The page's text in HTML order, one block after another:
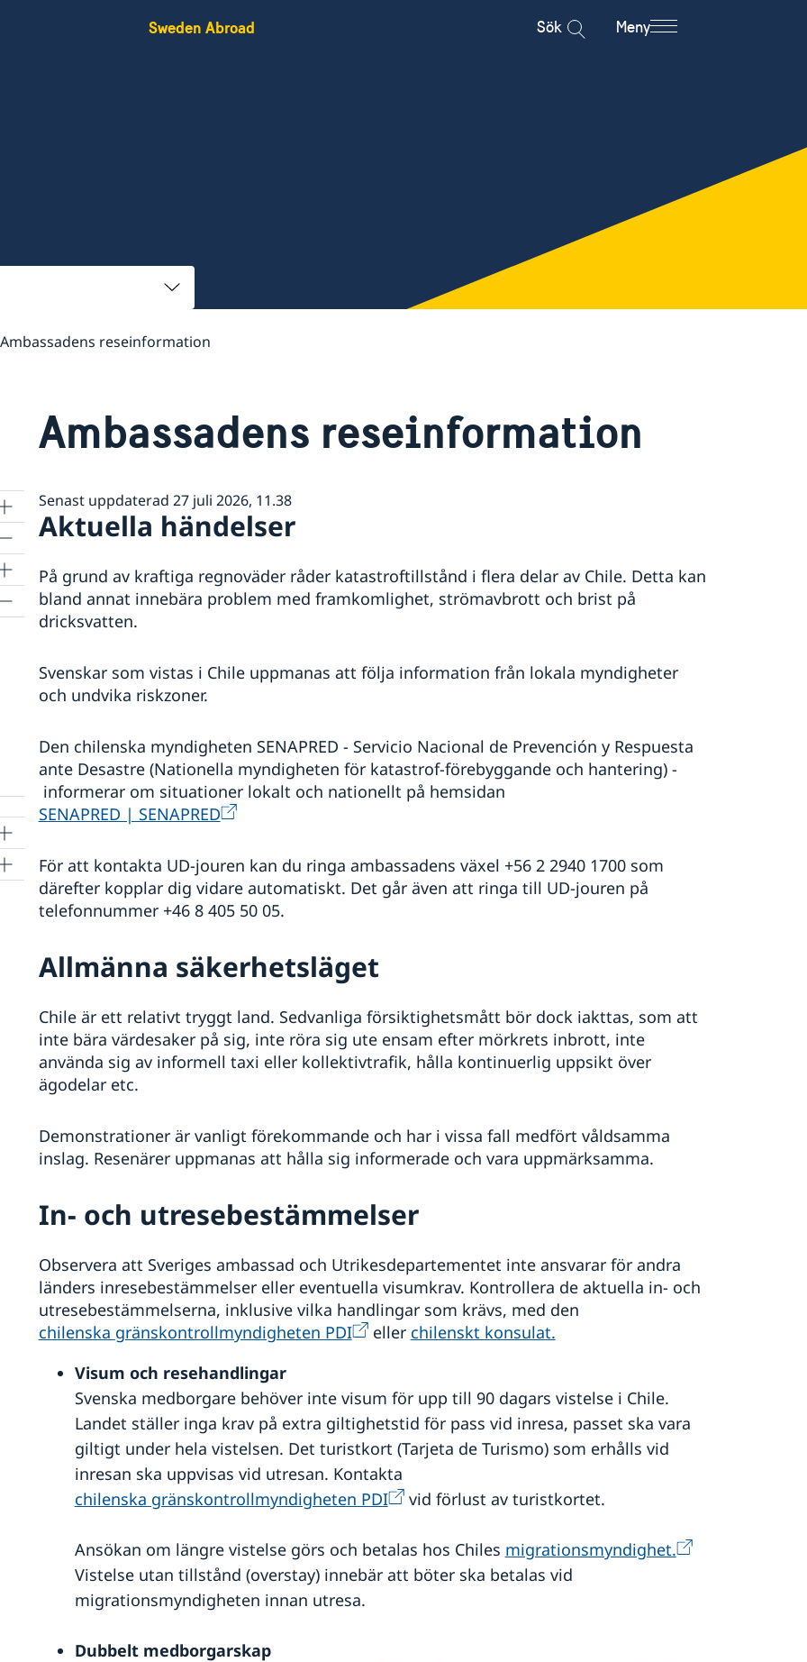
Sweden Abroad Sök Meny
Ambassadens reseinformation
Ambassadens reseinformation
Senast uppdaterad 27 juli 2026, 11.38
Aktuella händelser
På grund av kraftiga regnoväder råder katastroftillstånd i flera delar av Chile. Detta kan
bland annat innebära problem med framkomlighet, strömavbrott och brist på
dricksvatten.
Svenskar som vistas i Chile uppmanas att följa information från lokala myndigheter
och undvika riskzoner.
Den chilenska myndigheten SENAPRED - Servicio Nacional de Prevención y Respuesta
ante Desastre (Nationella myndigheten för katastrof-förebyggande och hantering) -
informerar om situationer lokalt och nationellt på hemsidan
SENAPRED | SENAPRED
För att kontakta UD-jouren kan du ringa ambassadens växel +56 2 2940 1700 som
därefter kopplar dig vidare automatiskt. Det går även att ringa till UD-jouren på
telefonnummer +46 8 405 50 05.
Allmänna säkerhetsläget
Chile är ett relativt tryggt land. Sedvanliga försiktighetsmått bör dock iakttas, som att
inte bära värdesaker på sig, inte röra sig ute ensam efter mörkrets inbrott, inte
använda sig av informell taxi eller kollektivtrafik, hålla kontinuerlig uppsikt över
ägodelar etc.
Demonstrationer är vanligt förekommande och har i vissa fall medfört våldsamma
inslag. Resenärer uppmanas att hålla sig informerade och vara uppmärksamma.
In- och utresebestämmelser
Observera att Sveriges ambassad och Utrikesdepartementet inte ansvarar för andra
länders inresebestämmelser eller eventuella visumkrav. Kontrollera de aktuella in- och
utresebestämmelserna, inklusive vilka handlingar som krävs, med den
chilenska gränskontrollmyndigheten PDI
eller chilenskt konsulat.
Visum och resehandlingar
Svenska medborgare behöver inte visum för upp till 90 dagars vistelse i Chile.
Landet ställer inga krav på extra giltighetstid för pass vid inresa, passet ska vara
giltigt under hela vistelsen. Det turistkort (Tarjeta de Turismo) som erhålls vid
inresan ska uppvisas vid utresan. Kontakta
chilenska gränskontrollmyndigheten PDI
vid förlust av turistkortet.
Ansökan om längre vistelse görs och betalas hos Chiles migrationsmyndighet.
Vistelse utan tillstånd (overstay) innebär att böter ska betalas vid
migrationsmyndigheten innan utresa.
Dubbelt medborgarskap